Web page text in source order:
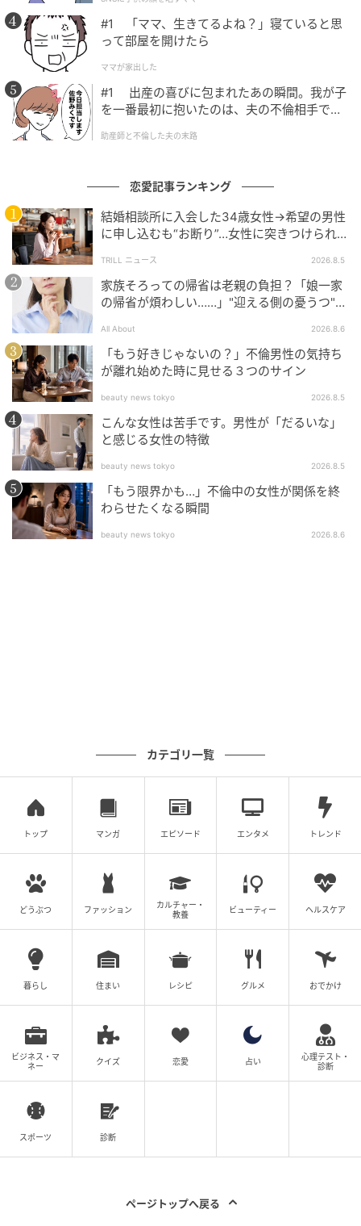
出典：https://mamastar.jp/bbs/topic/4034171
『義姉と義母が図々しいのは置いておいて、この場合の最大の
敵は夫だと思うんだけれど。夫が断れば済む話じゃん』
出典：https://mamastar.jp/bbs/topic/4034171
『旦那は何で布を預かってきたんだろう。私はもう断ったんだ
から、次に持ち帰ったらお前が作れだな』
出典：https://mamastar.jp/bbs/topic/4034171
今回の場合、義母から布を預かってきたのは旦那さん
です。実の姉と母親からのお願いなので気軽にOKした
のかもしれませんが、作るのは投稿者さんですよね。
意見を聞かずに預かってしまったのは、旦那さんの落
ち度と考えることもできそうです。もし同じことが起
きたら、布を渡された時点で旦那さんに断ってもらい
ましょう。仮に布を預かったとしても投稿者さんは一
切関与せず、旦那さんに対処してもらうのがよさそう
です。
手作りバッグがない状態に。解決策は？
『きちんと仕立て代金としてレッスンバッグ2800円、靴用袋
2000円、コップ袋1500円、着替え袋2800円などと請求書に書
いて渡す』
出典：https://mamastar.jp/bbs/topic/4034171
布は用意したとはいえ、義母も義姉もタダで投稿者さ
んにバッグを作ってもらおうとしています。ここに
図々しさを感じてしまいますね。もし投稿者さんが作
るのであれば、きちんと手間賃をいただきましょう。
前もって金額を伝えて、それでもお願いされたら作る
という流れでもよいのかもしれません。
手芸屋さんにお願いして作ってもらう
『手芸屋さんで注文すれば全部作ってくれるから、それでも利
用するように伝える』
#1 「ママ、生きてるよね？」寝ていると思
って部屋を開けたら
ママが家出した
#1 出産の喜びに包まれたあの瞬間。我が子
を一番最初に抱いたのは、夫の不倫相手でし
助産師と不倫した夫の末路
恋愛記事ランキング
結婚相談所に入会した34歳女性→希望の男性
に申し込むも“お断り”…女性に突きつけられた
TRILL ニュース 2026.8.5
家族そろっての帰省は老親の負担？「娘一家
の帰省が煩わしい……」"迎える側の憂うつ"の
All About 2026.8.6
「もう好きじゃないの？」不倫男性の気持ち
が離れ始めた時に見せる３つのサイン
beauty news tokyo 2026.8.5
こんな女性は苦手です。男性が「だるいな」
と感じる女性の特徴
beauty news tokyo 2026.8.5
「もう限界かも…」不倫中の女性が関係を終
わらせたくなる瞬間
beauty news tokyo 2026.8.6
カテゴリ一覧
トップ マンガ エピソード エンタメ トレンド
どうぶつ ファッション
カルチャー・
教養
ビューティー ヘルスケア
暮らし 住まい レシピ グルメ おでかけ
ビジネス・マ
ネー
クイズ 恋愛 占い
心理テスト・
診断
スポーツ 診断
ページトップへ戻る